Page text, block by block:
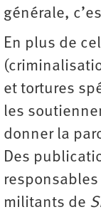
générale,
En plus de
et tortures
les
donner la
Des
militants de